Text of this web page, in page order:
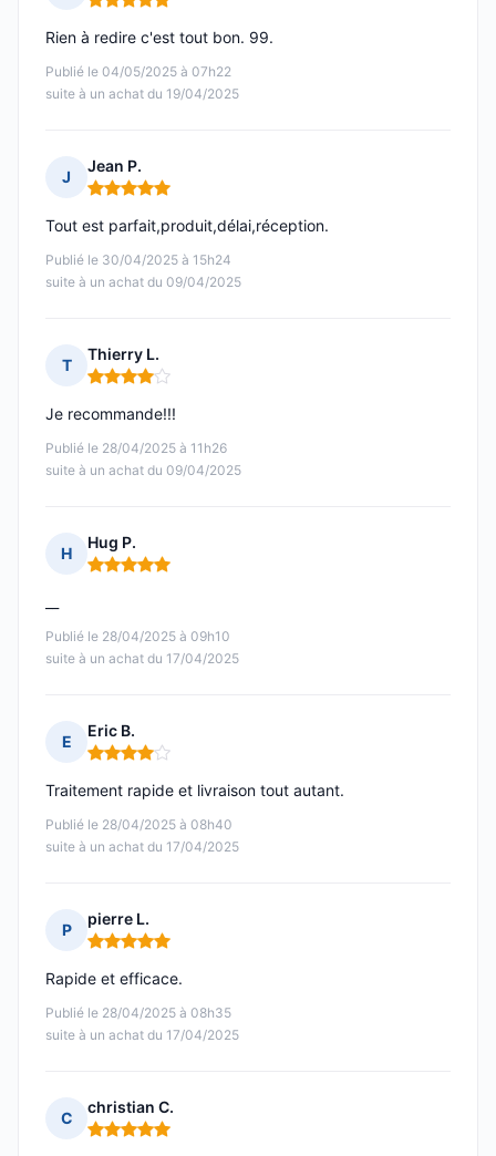
Note : 5 sur 5
Publié le 04/05/2025 à 07h22
suite à un achat du 19/04/2025
Rien à redire c'est tout bon. 99.
J
Jean P.
Note : 5 sur 5
Publié le 30/04/2025 à 15h24
suite à un achat du 09/04/2025
Tout est parfait,produit,délai,réception.
T
Thierry L.
Note : 4 sur 5
Publié le 28/04/2025 à 11h26
suite à un achat du 09/04/2025
Je recommande!!!
H
Hug P.
Note : 5 sur 5
Publié le 28/04/2025 à 09h10
suite à un achat du 17/04/2025
E
Eric B.
Note : 4 sur 5
Publié le 28/04/2025 à 08h40
suite à un achat du 17/04/2025
Traitement rapide et livraison tout autant.
P
pierre L.
Note : 5 sur 5
Publié le 28/04/2025 à 08h35
suite à un achat du 17/04/2025
Rapide et efficace.
C
christian C.
Note : 5 sur 5